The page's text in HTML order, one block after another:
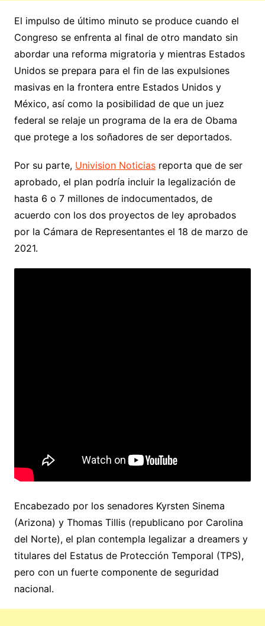
El impulso de último minuto se produce cuando el
Congreso se enfrenta al final de otro mandato sin
abordar una reforma migratoria y mientras Estados
Unidos se prepara para el fin de las expulsiones
masivas en la frontera entre Estados Unidos y
México, así como la posibilidad de que un juez
federal se relaje un programa de la era de Obama
que protege a los soñadores de ser deportados.
Por su parte, Univision Noticiasreporta que de ser
aprobado, el plan podría incluir la legalización de
hasta 6 o 7 millones de indocumentados, de
acuerdo con los dos proyectos de ley aprobados
por la Cámara de Representantes el 18 de marzo de
2021.
Encabezado por los senadores Kyrsten Sinema
(Arizona) y Thomas Tillis (republicano por Carolina
del Norte), el plan contempla legalizar a dreamers y
titulares del Estatus de Protección Temporal (TPS),
pero con un fuerte componente de seguridad
nacional.